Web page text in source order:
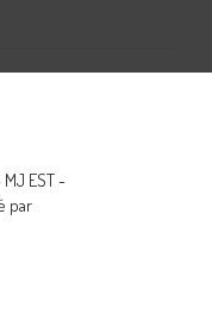
EST -
par